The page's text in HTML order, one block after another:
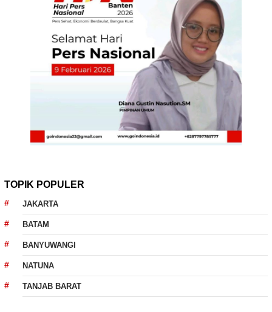
TOPIK POPULER
JAKARTA
BATAM
BANYUWANGI
NATUNA
TANJAB BARAT